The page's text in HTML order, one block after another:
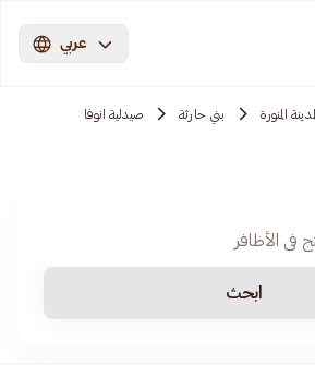
عربي
المدينة المنورة بني حارثة صيدلية انوفا
ابحث